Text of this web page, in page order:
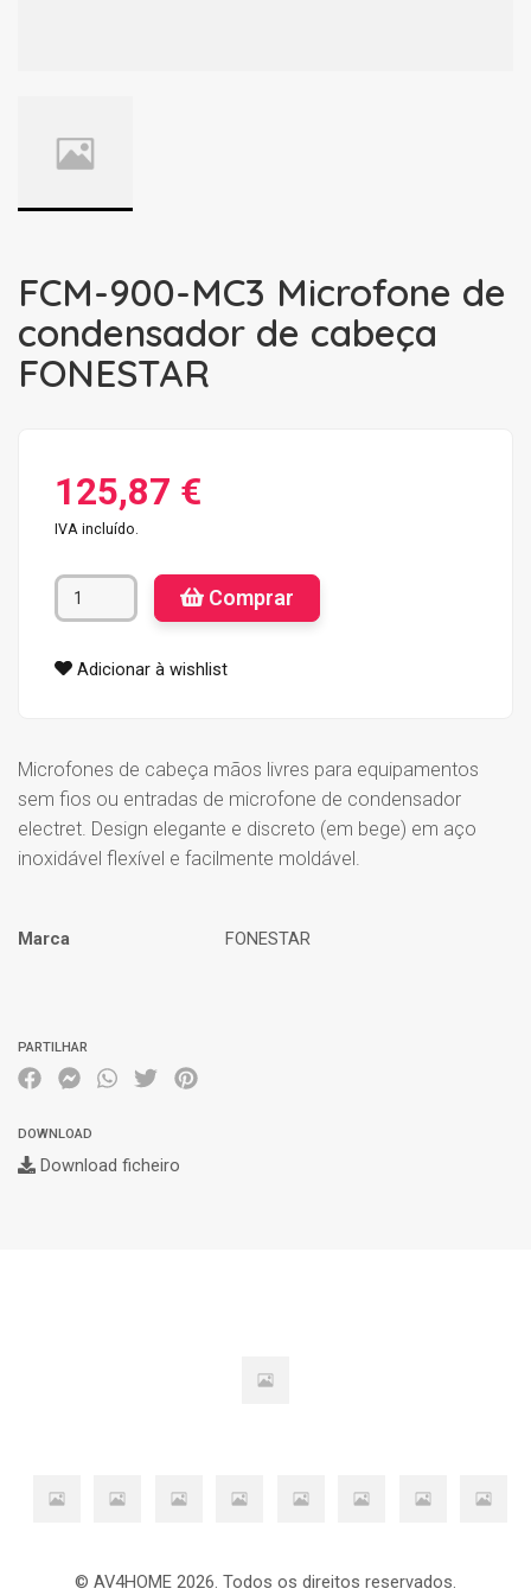
FCM-900-MC3 Microfone de
condensador de cabeça
FONESTAR
125,87 €
IVA incluído.
Comprar
Adicionar à wishlist
Microfones de cabeça mãos livres para equipamentos
sem fios ou entradas de microfone de condensador
electret. Design elegante e discreto (em bege) em aço
inoxidável flexível e facilmente moldável.
Marca
FONESTAR
PARTILHAR
DOWNLOAD
Download ficheiro
© AV4HOME 2026. Todos os direitos reservados.